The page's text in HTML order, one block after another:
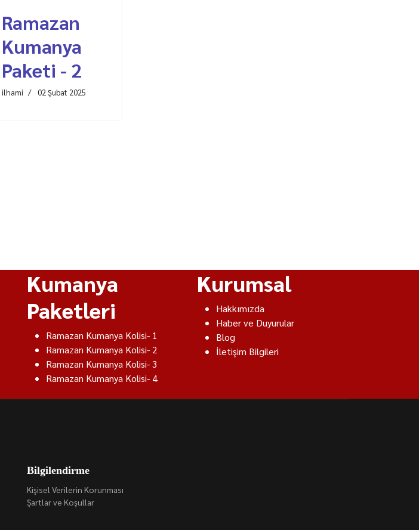
Ramazan
Kumanya
Paketi - 2
ilhami 02 Şubat 2025
Kumanya
Paketleri
Ramazan Kumanya Kolisi- 1
Ramazan Kumanya Kolisi- 2
Ramazan Kumanya Kolisi- 3
Ramazan Kumanya Kolisi- 4
Kurumsal
Hakkımızda
Haber ve Duyurular
Blog
İletişim Bilgileri
Bilgilendirme
Kişisel Verilerin Korunması
Şartlar ve Koşullar